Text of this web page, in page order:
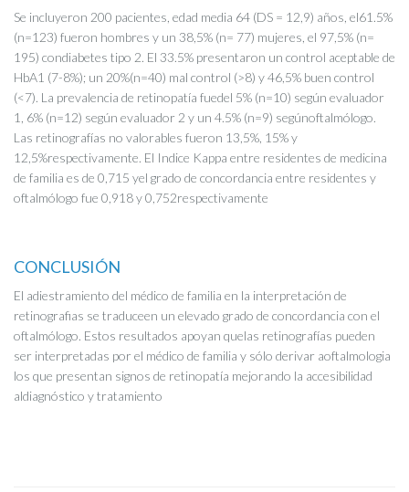
Se incluyeron 200 pacientes, edad media 64 (DS = 12,9) años, el61.5%
(n=123) fueron hombres y un 38,5% (n= 77) mujeres, el 97,5% (n=
195) condiabetes tipo 2. El 33.5% presentaron un control aceptable de
HbA1 (7-8%); un 20%(n=40) mal control (>8) y 46,5% buen control
(<7). La prevalencia de retinopatía fuedel 5% (n=10) según evaluador
1, 6% (n=12) según evaluador 2 y un 4.5% (n=9) segúnoftalmólogo.
Las retinografías no valorables fueron 13,5%, 15% y
12,5%respectivamente. El Indice Kappa entre residentes de medicina
de familia es de 0,715 yel grado de concordancia entre residentes y
oftalmólogo fue 0,918 y 0,752respectivamente
CONCLUSIÓN
El adiestramiento del médico de familia en la interpretación de
retinografias se traduceen un elevado grado de concordancia con el
oftalmólogo. Estos resultados apoyan quelas retinografías pueden
ser interpretadas por el médico de familia y sólo derivar aoftalmologia
los que presentan signos de retinopatía mejorando la accesibilidad
aldiagnóstico y tratamiento